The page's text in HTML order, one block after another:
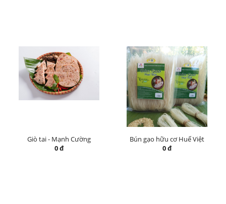
Giò tai - Mạnh Cường
0 đ
Bún gạo hữu cơ Huế Việt
0 đ